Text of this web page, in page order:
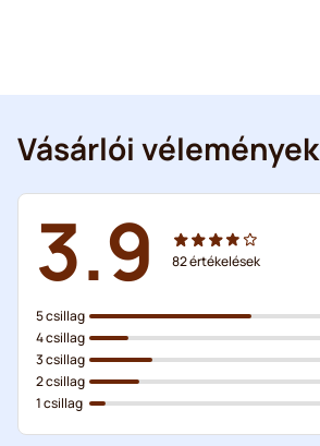
Vásárlói vélemények
3.9 82értékelések
5 csillag
4 csillag
3 csillag
2 csillag
1 csillag